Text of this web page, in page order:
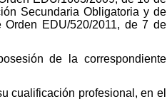
Secundaria Obligatoria y de
EDU/520/2011, de 7 de
de la correspondiente
cualificación profesional, en el